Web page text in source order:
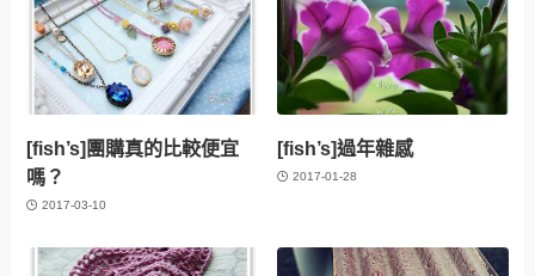
[fish’s]團購真的比較便宜
嗎？
2017-03-10
[fish’s]過年雜感
2017-01-28